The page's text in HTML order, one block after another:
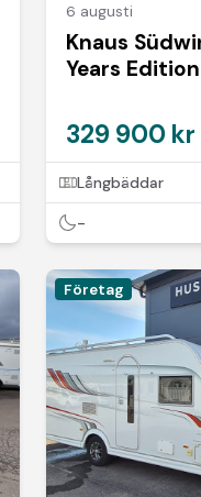
6 augusti
Knaus
Years
329 900 kr
Långbäddar
-
Företag